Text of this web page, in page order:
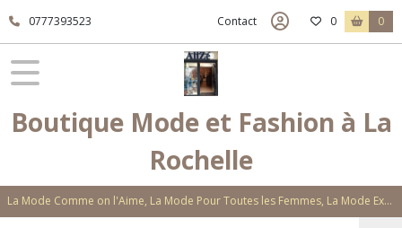
0777393523 Contact 0 0
Boutique Mode et Fashion à La
Rochelle
La Mode Comme on l'Aime, La Mode Pour Toutes les Femmes, La Mode Exclusive Aux Matières Et Couleurs Novatrices, La Mode Qui Vous Séduira